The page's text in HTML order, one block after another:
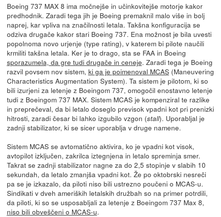
Boeing 737 MAX 8 ima močnejše in učinkovitejše motorje kakor
predhodnik. Zaradi tega jih je Boeing premaknil malo više in bolj
naprej, kar vpliva na značilnosti letala. Takšna konfiguracija se
odziva drugače kakor stari Boeing 737. Ena možnost je bila uvesti
popolnoma novo urjenje (type rating), v katerem bi pilote naučili
krmiliti takšna letala. Ker je to drago, sta se FAA in Boeing
sporazumela, da gre tudi drugače in ceneje. Zaradi tega je Boeing
razvil povsem nov sistem, ki ga je poimenoval MCAS(Maneuvering
Characteristics Augmentation System). Ta sistem je pilotom, ki so
bili izurjeni za letenje z Boeingom 737, omogočil enostavno letenje
tudi z Boeingom 737 MAX. Sistem MCAS je kompenziral te razlike
in preprečeval, da bi letalo doseglo previsok vpadni kot pri prenizki
hitrosti, zaradi česar bi lahko izgubilo vzgon (stall). Uporabljal je
zadnji stabilizator, ki se sicer uporablja v druge namene.
Sistem MCAS se avtomatično aktivira, ko je vpadni kot visok,
avtopilot izključen, zakrilca iztegnjena in letalo spreminja smer.
Takrat se zadnji stabilizator nagne za do 2,5 stopinje v slabih 10
sekundah, da letalo zmanjša vpadni kot. Že po oktobrski nesreči
pa se je izkazalo, da piloti niso bili ustrezno poučeni o MCAS-u.
Sindikati v dveh ameriških letalskih družbah so na primer potrdili,
da piloti, ki so se usposabljali za letenje z Boeingom 737 Max 8,
niso bili obveščeni o MCAS-u.